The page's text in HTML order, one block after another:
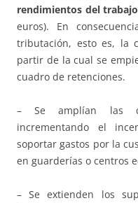
rendimientos del trabajo
euros). En
tributación, esto es, la
partir de la cual se
cuadro de retenciones.
– Se amplían las
incrementando el
soportar gastos por la
en guarderías o centros
– Se extienden los